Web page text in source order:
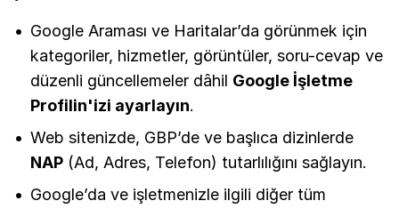
Google Araması ve Haritalar’da görünmek için
kategoriler, hizmetler, görüntüler, soru-cevap ve
düzenli güncellemeler dâhil Google İşletme
Profilin'izi ayarlayın.
Web sitenizde, GBP’de ve başlıca dizinlerde
NAP (Ad, Adres, Telefon) tutarlılığını sağlayın.
Google’da ve işletmenizle ilgili diğer tüm